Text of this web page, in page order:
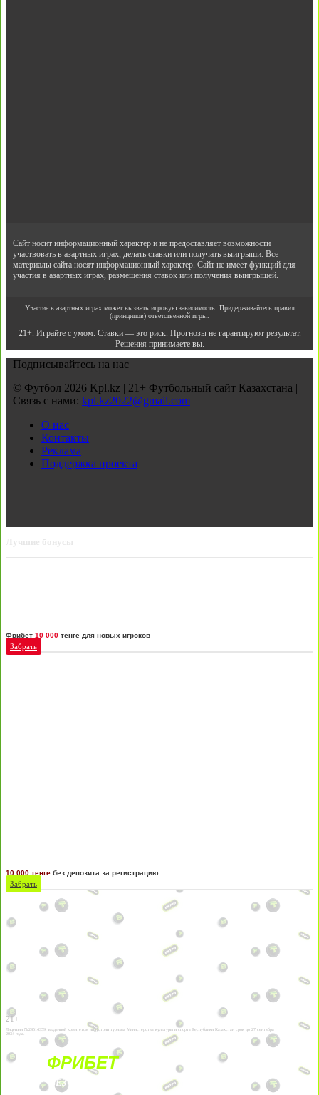
Сайт носит информационный характер и не предоставляет возможности
участвовать в азартных играх, делать ставки или получать выигрыши. Все
материалы сайта носят информационный характер. Сайт не имеет функций для
участия в азартных играх, размещения ставок или получения выигрышей.
Участие в азартных играх может вызвать игровую зависимость. Придерживайтесь правил
(принципов) ответственной игры.
21+. Играйте с умом. Ставки — это риск. Прогнозы не гарантируют результат.
Решения принимаете вы.
Подписывайтесь на нас
© Футбол 2026 Kpl.kz | 21+ Футбольный сайт Казахстана |
Связь с нами: kpl.kz2022@gmail.com
О нас
Контакты
Реклама
Поддержка проекта
Лучшие бонусы
Фрибет 10 000 тенге для новых игроков
Забрать
10 000 тенге без депозита за регистрацию
Забрать
21+
Лицензии №24514359, выданной комитетом индустрии туризма Министерства культуры и спорта Республики Казахстан срок до 27 сентября
2034 года.
ФРИБЕТ
БЕЗ УСЛОВИЙ